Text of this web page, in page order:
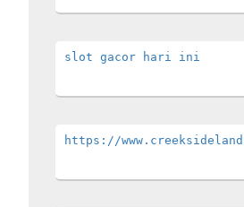
slot gacor hari ini
https://